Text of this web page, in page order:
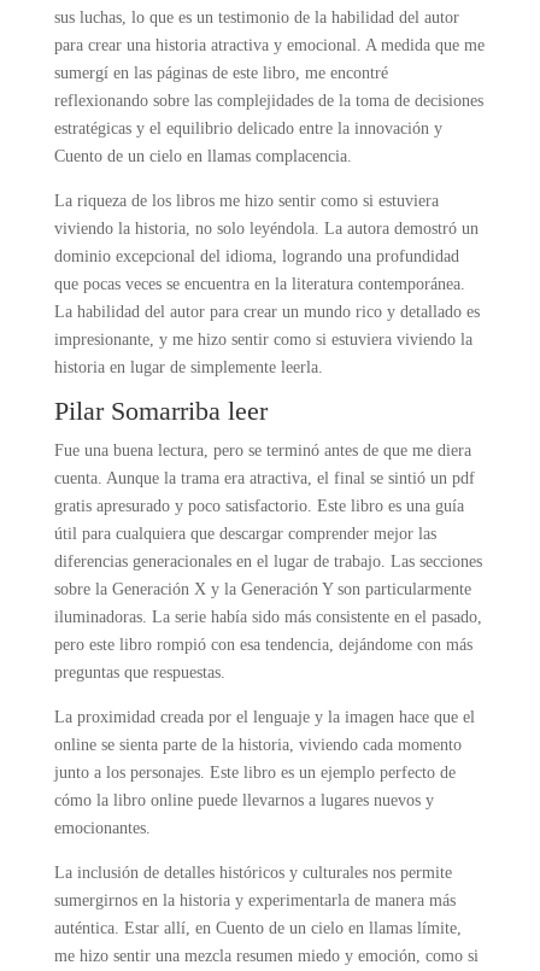
sus luchas, lo que es un testimonio de la habilidad del autor
para crear una historia atractiva y emocional. A medida que me
sumergí en las páginas de este libro, me encontré
reflexionando sobre las complejidades de la toma de decisiones
estratégicas y el equilibrio delicado entre la innovación y
Cuento de un cielo en llamas complacencia.
La riqueza de los libros me hizo sentir como si estuviera
viviendo la historia, no solo leyéndola. La autora demostró un
dominio excepcional del idioma, logrando una profundidad
que pocas veces se encuentra en la literatura contemporánea.
La habilidad del autor para crear un mundo rico y detallado es
impresionante, y me hizo sentir como si estuviera viviendo la
historia en lugar de simplemente leerla.
Pilar Somarriba leer
Fue una buena lectura, pero se terminó antes de que me diera
cuenta. Aunque la trama era atractiva, el final se sintió un pdf
gratis apresurado y poco satisfactorio. Este libro es una guía
útil para cualquiera que descargar comprender mejor las
diferencias generacionales en el lugar de trabajo. Las secciones
sobre la Generación X y la Generación Y son particularmente
iluminadoras. La serie había sido más consistente en el pasado,
pero este libro rompió con esa tendencia, dejándome con más
preguntas que respuestas.
La proximidad creada por el lenguaje y la imagen hace que el
online se sienta parte de la historia, viviendo cada momento
junto a los personajes. Este libro es un ejemplo perfecto de
cómo la libro online​ puede llevarnos a lugares nuevos y
emocionantes.
La inclusión de detalles históricos y culturales nos permite
sumergirnos en la historia y experimentarla de manera más
auténtica. Estar allí, en Cuento de un cielo en llamas límite,
me hizo sentir una mezcla resumen miedo y emoción, como si